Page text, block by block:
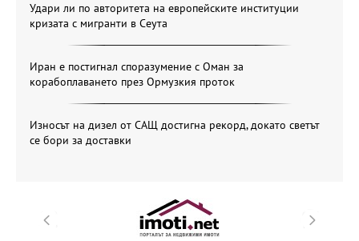
Удари ли по авторитета на европейските институции
кризата с мигранти в Сеута
Иран е постигнал споразумение с Оман за
корабоплаването през Ормузкия проток
Износът на дизел от САЩ достигна рекорд, докато светът
се бори за доставки